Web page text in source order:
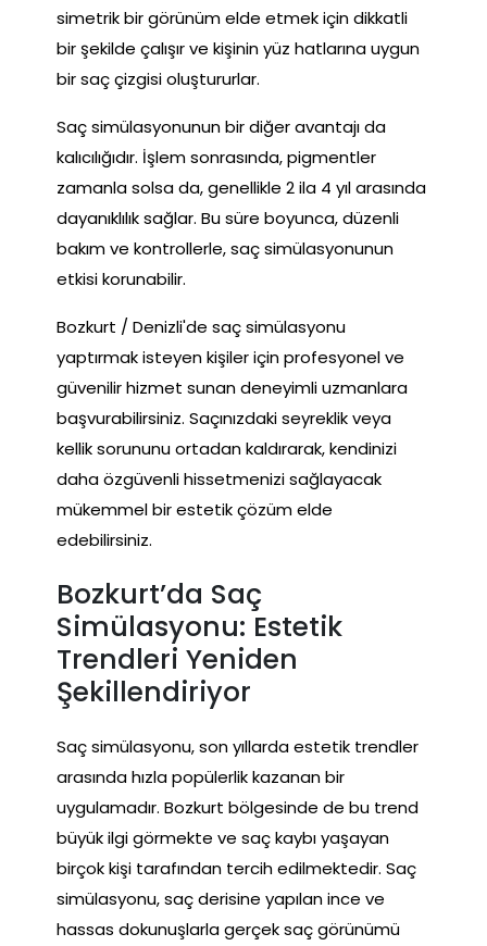
simetrik bir görünüm elde etmek için dikkatli
bir şekilde çalışır ve kişinin yüz hatlarına uygun
bir saç çizgisi oluştururlar.
Saç simülasyonunun bir diğer avantajı da
kalıcılığıdır. İşlem sonrasında, pigmentler
zamanla solsa da, genellikle 2 ila 4 yıl arasında
dayanıklılık sağlar. Bu süre boyunca, düzenli
bakım ve kontrollerle, saç simülasyonunun
etkisi korunabilir.
Bozkurt / Denizli'de saç simülasyonu
yaptırmak isteyen kişiler için profesyonel ve
güvenilir hizmet sunan deneyimli uzmanlara
başvurabilirsiniz. Saçınızdaki seyreklik veya
kellik sorununu ortadan kaldırarak, kendinizi
daha özgüvenli hissetmenizi sağlayacak
mükemmel bir estetik çözüm elde
edebilirsiniz.
Bozkurt’da Saç
Simülasyonu: Estetik
Trendleri Yeniden
Şekillendiriyor
Saç simülasyonu, son yıllarda estetik trendler
arasında hızla popülerlik kazanan bir
uygulamadır. Bozkurt bölgesinde de bu trend
büyük ilgi görmekte ve saç kaybı yaşayan
birçok kişi tarafından tercih edilmektedir. Saç
simülasyonu, saç derisine yapılan ince ve
hassas dokunuşlarla gerçek saç görünümü